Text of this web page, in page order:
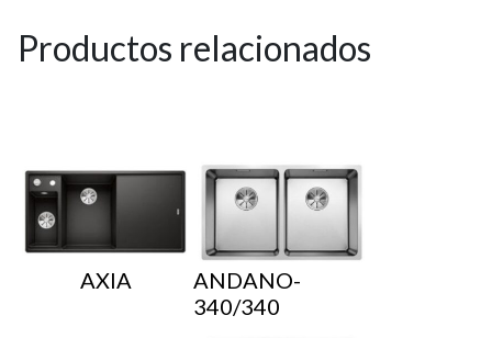
Productos relacionados
AXIA
ANDANO-
340/340